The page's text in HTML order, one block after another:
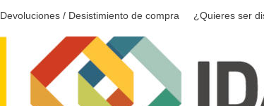
Devoluciones / Desistimiento de compra ¿Quieres ser